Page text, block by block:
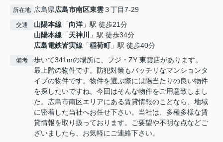
所在地 広島県広島市南区東雲３丁目7-29
交通 山陽本線 「向洋 」駅 徒歩21分
山陽本線 「天神川
」駅 徒歩34分
広島電鉄皆実線 「稲荷町」駅 徒歩40分
備考
歩いて341mの場所に、フジ・ZY 東雲店があります。
最上階の物件です。防犯対策もバッチリなマンションタ
イプの物件です。物件を選ぶ際には陽当たりの良い物件
を探したいですね。今回はそんな物件をご用意致しまし
た。広島市南区エリアにある賃貸情報のことなら、地域
に密着した当社へお任せ下さい。当社は、多種多様な賃
貸情報を取り扱っております。ご要望や不明な点などご
ざいましたら、お気軽にご連絡下さい。